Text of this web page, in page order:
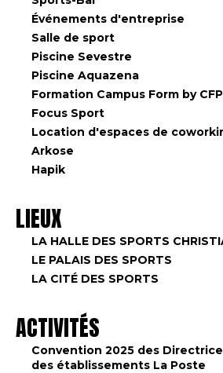
Événements d'entreprise
Salle de sport
Piscine Sevestre
Piscine Aquazena
Formation Campus Form by
Focus Sport
Location d'espaces de
Arkose
Hapik
LIEUX
LA HALLE DES SPORTS
LE PALAIS DES SPORTS
LA CITÉ DES SPORTS
ACTIVITÉS
Convention 2025 des
des établissements La Poste